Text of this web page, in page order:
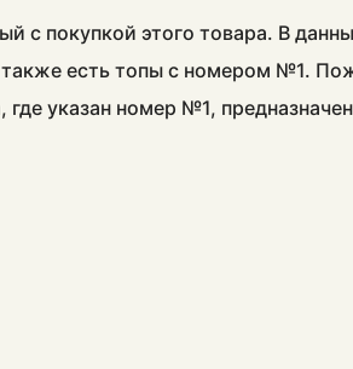
с покупкой этого товара. В
есть топы с номером №1.
указан номер №1,